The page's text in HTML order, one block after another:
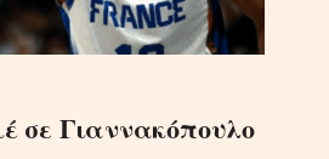
σε Γιαννακόπουλο